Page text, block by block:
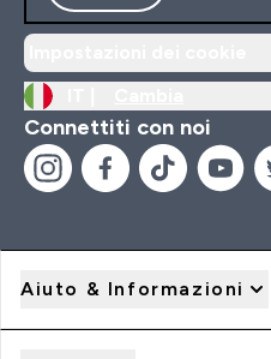
Connettiti con noi
Aiuto & Informazioni